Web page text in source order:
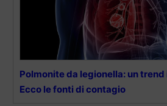
Polmonite da legionella: un
Ecco le fonti di contagio